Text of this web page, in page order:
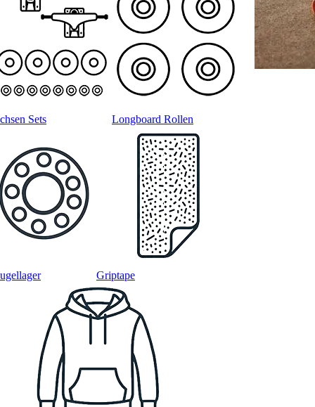
Sets Longboard Rollen
Griptape